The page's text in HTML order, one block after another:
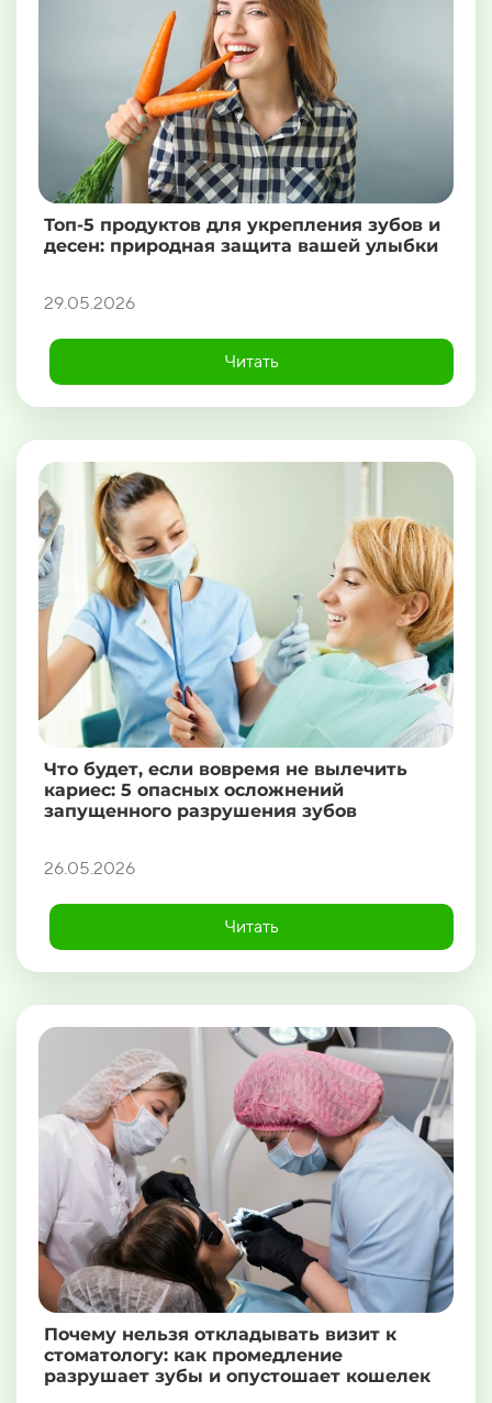
Топ-5 продуктов для укрепления зубов и
десен: природная защита вашей улыбки
29.05.2026
Читать
Что будет, если вовремя не вылечить
кариес: 5 опасных осложнений
запущенного разрушения зубов
26.05.2026
Читать
Почему нельзя откладывать визит к
стоматологу: как промедление
разрушает зубы и опустошает кошелек